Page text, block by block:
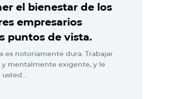
el bienestar de los
empresarios
puntos de vista.
es notoriamente dura. Trabajar
y mentalmente exigente, y le
usted…